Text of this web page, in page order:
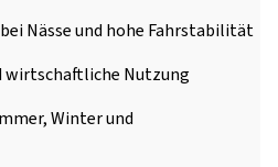
Nässe und hohe Fahrstabilität
wirtschaftliche Nutzung
Winter und